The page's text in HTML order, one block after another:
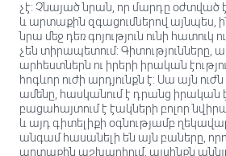
չէ: Չնայած նրան, որ մարդը օժտված է
և արտաքին զգացումներով այնպես,
նրա մեջ դեռ գոյություն ունի հատուկ
չեն տիրապետում: Գիտությունները,
արհեստներն ու իրերի իրական
հոգևոր ուժի արդյունքն է: Սա այն
ամենը, հասկանում է դրանց իրական
բացահայտում է էակների բոլոր
և այդ գիտելիքի օգնությամբ
անգամ հասանելի են այն բաները,
արտաքին աշխարհում, այսինքն